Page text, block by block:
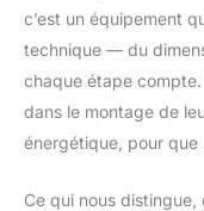
c’est un équipement
technique — du
chaque étape
dans le montage de
énergétique, pour que
Ce qui nous